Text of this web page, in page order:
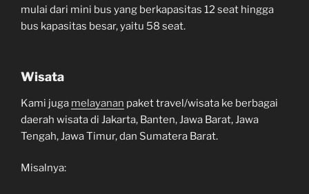
mulai dari mini bus yang berkapasitas 12 seat hingga
bus kapasitas besar, yaitu 58 seat.
Wisata
Kami juga melayanan paket travel/wisata ke berbagai
daerah wisata di Jakarta, Banten, Jawa Barat, Jawa
Tengah, Jawa Timur, dan Sumatera Barat.
Misalnya: